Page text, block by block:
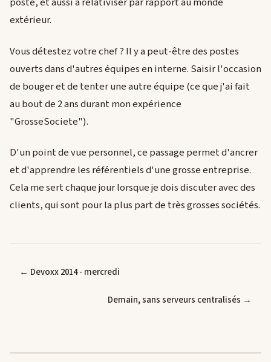
extérieur.
Vous détestez votre chef ? Il y a peut-être des postes
ouverts dans d'autres équipes en interne. Saisir l'occasion
de bouger et de tenter une autre équipe (ce que j'ai fait
au bout de 2 ans durant mon expérience
"GrosseSociete").
D'un point de vue personnel, ce passage permet d'ancrer
et d'apprendre les référentiels d'une grosse entreprise.
Cela me sert chaque jour lorsque je dois discuter avec des
clients, qui sont pour la plus part de très grosses sociétés.
← Devoxx 2014 - mercredi
Demain, sans serveurs centralisés →